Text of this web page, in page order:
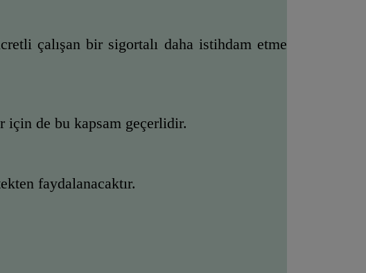
çalışan bir sigortalı daha istihdam etme
için de bu kapsam geçerlidir.
faydalanacaktır.